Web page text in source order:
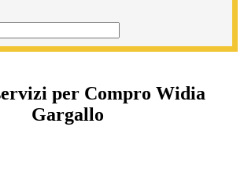
per Compro Widia
Gargallo